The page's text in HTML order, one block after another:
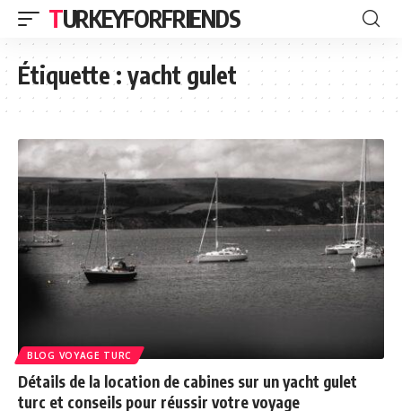
TURKEYFORFRIENDS
Étiquette :yacht gulet
BLOG VOYAGE TURC
Détails de la location de cabines sur un yacht gulet
turc et conseils pour réussir votre voyage